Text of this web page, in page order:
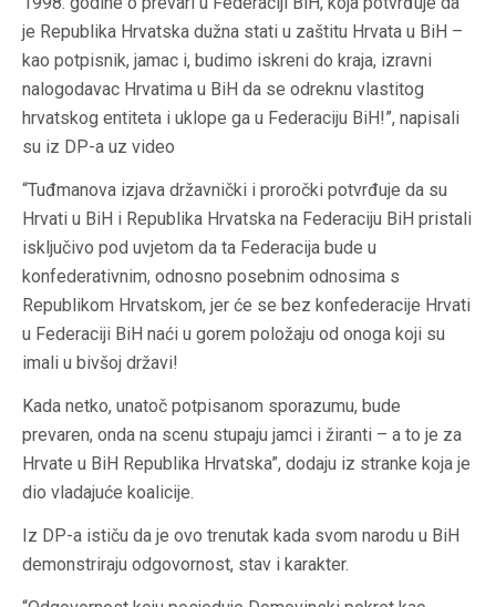
je Republika Hrvatska dužna stati u zaštitu Hrvata u BiH –
kao potpisnik, jamac i, budimo iskreni do kraja, izravni
nalogodavac Hrvatima u BiH da se odreknu vlastitog
hrvatskog entiteta i uklope ga u Federaciju BiH!”, napisali
su iz DP-a uz video
“Tuđmanova izjava državnički i proročki potvrđuje da su
Hrvati u BiH i Republika Hrvatska na Federaciju BiH pristali
isključivo pod uvjetom da ta Federacija bude u
konfederativnim, odnosno posebnim odnosima s
Republikom Hrvatskom, jer će se bez konfederacije Hrvati
u Federaciji BiH naći u gorem položaju od onoga koji su
imali u bivšoj državi!
Kada netko, unatoč potpisanom sporazumu, bude
prevaren, onda na scenu stupaju jamci i žiranti – a to je za
Hrvate u BiH Republika Hrvatska”, dodaju iz stranke koja je
dio vladajuće koalicije.
Iz DP-a ističu da je ovo trenutak kada svom narodu u BiH
demonstriraju odgovornost, stav i karakter.